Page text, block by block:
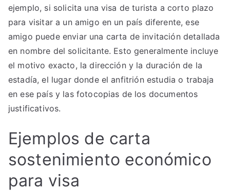
ejemplo, si solicita una visa de turista a corto plazo
para visitar a un amigo en un país diferente, ese
amigo puede enviar una carta de invitación detallada
en nombre del solicitante. Esto generalmente incluye
el motivo exacto, la dirección y la duración de la
estadía, el lugar donde el anfitrión estudia o trabaja
en ese país y las fotocopias de los documentos
justificativos.
Ejemplos de carta
sostenimiento económico
para visa